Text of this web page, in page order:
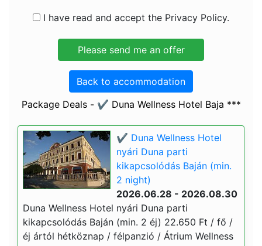
I have read and accept the Privacy Policy.
Back to accommodation
Package Deals - ✔️ Duna Wellness Hotel Baja ***
✔️ Duna Wellness Hotel
nyári Duna parti
kikapcsolódás Baján (min.
2 night)
2026.06.28 - 2026.08.30
Duna Wellness Hotel nyári Duna parti
kikapcsolódás Baján (min. 2 éj) 22.650 Ft / fő /
éj ártól hétköznap / félpanzió / Átrium Wellness